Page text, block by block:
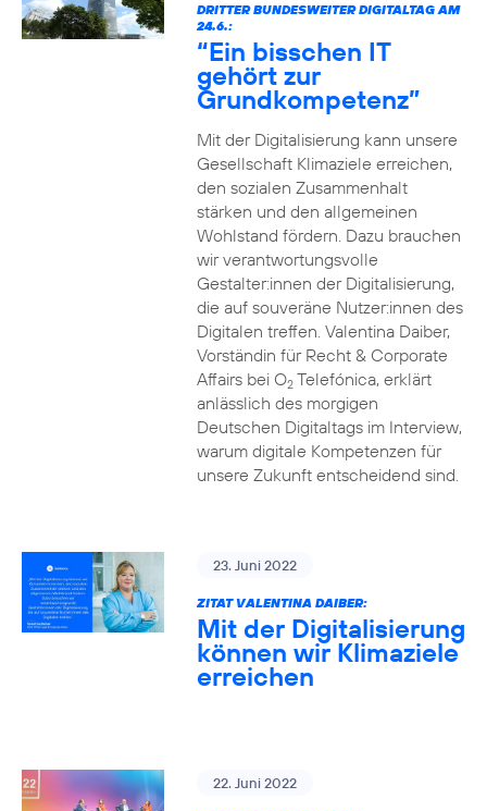
DRITTER BUNDESWEITER DIGITALTAG AM
24.6.:
“Ein bisschen IT
gehört zur
Grundkompetenz”
Mit der Digitalisierung kann unsere
Gesellschaft Klimaziele erreichen,
den sozialen Zusammenhalt
stärken und den allgemeinen
Wohlstand fördern. Dazu brauchen
wir verantwortungsvolle
Gestalter:innen der Digitalisierung,
die auf souveräne Nutzer:innen des
Digitalen treffen. Valentina Daiber,
Vorständin für Recht & Corporate
Affairs bei O2Telefónica, erklärt
anlässlich des morgigen
Deutschen Digitaltags im Interview,
warum digitale Kompetenzen für
unsere Zukunft entscheidend sind.
23. Juni 2022
ZITAT VALENTINA DAIBER:
Mit der Digitalisierung
können wir Klimaziele
erreichen
22. Juni 2022